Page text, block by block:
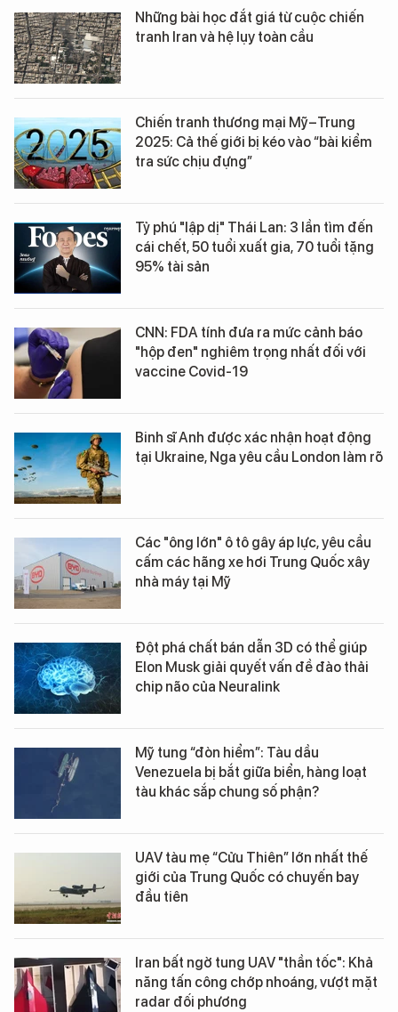
Những bài học đắt giá từ cuộc chiến
tranh Iran và hệ lụy toàn cầu
Chiến tranh thương mại Mỹ–Trung
2025: Cả thế giới bị kéo vào “bài kiểm
tra sức chịu đựng”
Tỷ phú "lập dị" Thái Lan: 3 lần tìm đến
cái chết, 50 tuổi xuất gia, 70 tuổi tặng
95% tài sản
CNN: FDA tính đưa ra mức cảnh báo
"hộp đen" nghiêm trọng nhất đối với
vaccine Covid-19
Binh sĩ Anh được xác nhận hoạt động
tại Ukraine, Nga yêu cầu London làm rõ
Các "ông lớn" ô tô gây áp lực, yêu cầu
cấm các hãng xe hơi Trung Quốc xây
nhà máy tại Mỹ
Đột phá chất bán dẫn 3D có thể giúp
Elon Musk giải quyết vấn đề đào thải
chip não của Neuralink
Mỹ tung “đòn hiểm”: Tàu dầu
Venezuela bị bắt giữa biển, hàng loạt
tàu khác sắp chung số phận?
UAV tàu mẹ “Cửu Thiên” lớn nhất thế
giới của Trung Quốc có chuyến bay
đầu tiên
Iran bất ngờ tung UAV "thần tốc": Khả
năng tấn công chớp nhoáng, vượt mặt
radar đối phương